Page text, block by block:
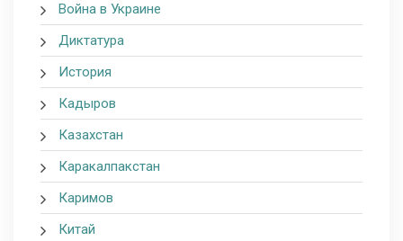
Война в Украине
Диктатура
История
Кадыров
Казахстан
Каракалпакстан
Каримов
Китай